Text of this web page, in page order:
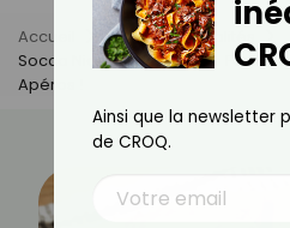
Accueil Actus
Actualités
Socca Niçoise : La Recette Facile
Apéros !
Ainsi que la newsletter
de CROQ.